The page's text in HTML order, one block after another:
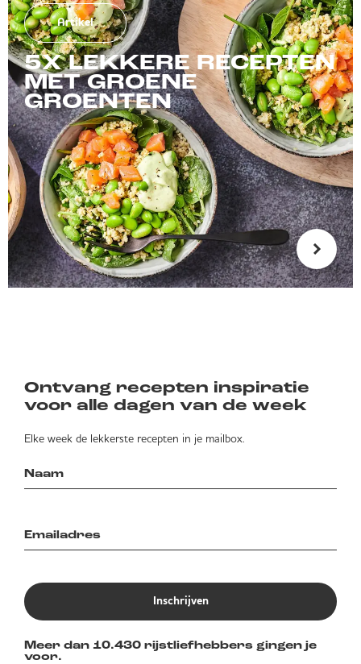
Artikel
5X LEKKERE RECEPTEN
MET GROENE
GROENTEN
Ontvang recepten inspiratie
voor alle dagen van de week
Elke week de lekkerste recepten in je mailbox.
Inschrijven
Meer dan 10.430 rijstliefhebbers gingen je
voor.